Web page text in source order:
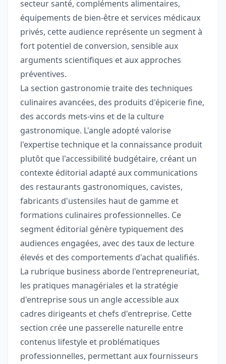
secteur santé, compléments alimentaires,
équipements de bien-être et services médicaux
privés, cette audience représente un segment à
fort potentiel de conversion, sensible aux
arguments scientifiques et aux approches
préventives.
La section gastronomie traite des techniques
culinaires avancées, des produits d'épicerie fine,
des accords mets-vins et de la culture
gastronomique. L'angle adopté valorise
l'expertise technique et la connaissance produit
plutôt que l'accessibilité budgétaire, créant un
contexte éditorial adapté aux communications
des restaurants gastronomiques, cavistes,
fabricants d'ustensiles haut de gamme et
formations culinaires professionnelles. Ce
segment éditorial génère typiquement des
audiences engagées, avec des taux de lecture
élevés et des comportements d'achat qualifiés.
La rubrique business aborde l'entrepreneuriat,
les pratiques managériales et la stratégie
d'entreprise sous un angle accessible aux
cadres dirigeants et chefs d'entreprise. Cette
section crée une passerelle naturelle entre
contenus lifestyle et problématiques
professionnelles, permettant aux fournisseurs